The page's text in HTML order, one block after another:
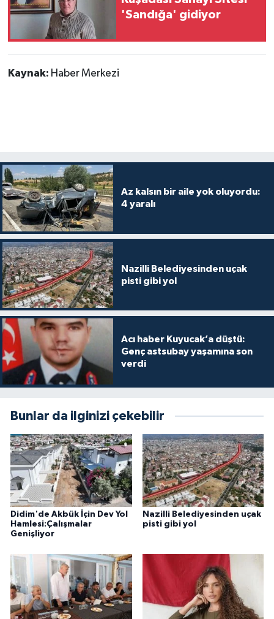
'Sandığa' gidiyor
Kaynak: Haber Merkezi
Az kalsın bir aile yok oluyordu:
4 yaralı
Nazilli Belediyesinden uçak
pisti gibi yol
Acı haber Kuyucak’a düştü:
Genç astsubay yaşamına son
verdi
Bunlar da ilginizi çekebilir
Didim'de Akbük İçin Dev Yol
Hamlesi:Çalışmalar
Genişliyor
Nazilli Belediyesinden uçak
pisti gibi yol